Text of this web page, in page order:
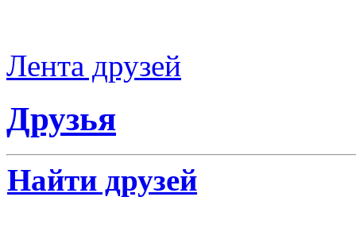
Лента друзей
Друзья
Найти друзей